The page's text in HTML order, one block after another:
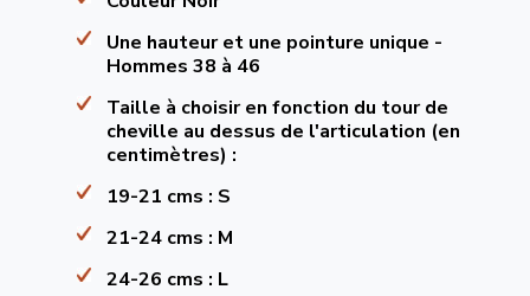
Une hauteur et une pointure unique -
Hommes 38 à 46
Taille à choisir en fonction du tour de
cheville au dessus de l'articulation (en
centimètres) :
19-21 cms : S
21-24 cms : M
24-26 cms : L